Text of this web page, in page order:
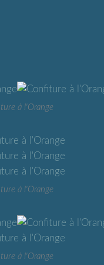
à l'Orange
à l'Orange
à l'Orange